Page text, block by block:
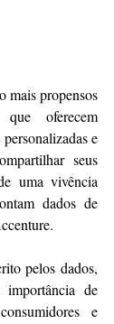
mais propensos
oferecem
e
seus
uma vivência
dados de
pelos dados,
de
e